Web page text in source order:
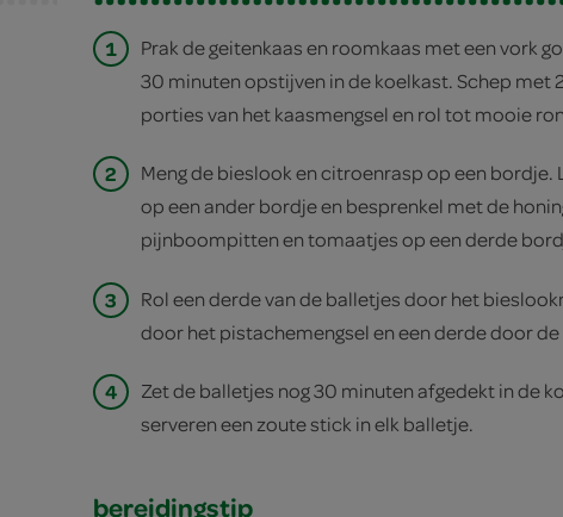
1
Prak de geitenkaas en roomkaas met een vork
30 minuten opstijven in de koelkast. Schep met
porties van het kaasmengsel en rol tot mooie
2
Meng de bieslook en citroenrasp op een bordje.
op een ander bordje en besprenkel met de
pijnboompitten en tomaatjes op een derde
3
Rol een derde van de balletjes door het
door het pistachemengsel en een derde door
4
Zet de balletjes nog 30 minuten afgedekt in de
serveren een zoute stick in elk balletje.
bereidingstip